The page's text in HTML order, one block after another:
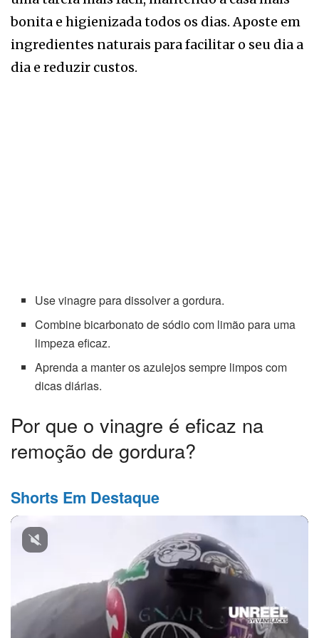
bonita e higienizada todos os dias. Aposte em
ingredientes naturais para facilitar o seu dia a
dia e reduzir custos.
Use vinagre para dissolver a gordura.
Combine bicarbonato de sódio com limão para uma
limpeza eficaz.
Aprenda a manter os azulejos sempre limpos com
dicas diárias.
Por que o vinagre é eficaz na
remoção de gordura?
Shorts Em Destaque